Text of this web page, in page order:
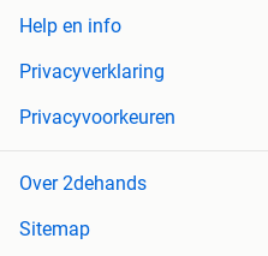
Help en info
Privacyverklaring
Privacyvoorkeuren
Over 2dehands
Sitemap